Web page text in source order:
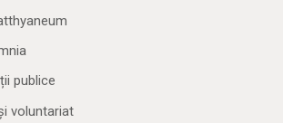
publice
voluntariat